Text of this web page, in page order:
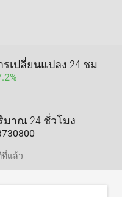
รเปลี่ยนแปลง 24 ชม
%
มาณ 24 ชั่วโมง
ที่แล้ว